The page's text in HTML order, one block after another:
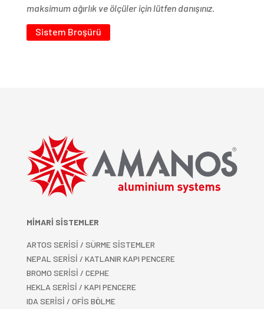
maksimum ağırlık ve ölçüler için lütfen danışınız.
Sistem Broşürü
MİMARİ SİSTEMLER
ARTOS SERİSİ / SÜRME SİSTEMLER
NEPAL SERİSİ / KATLANIR KAPI PENCERE
BROMO SERİSİ / CEPHE
HEKLA SERİSİ / KAPI PENCERE
IDA SERİSİ / OFİS BÖLME